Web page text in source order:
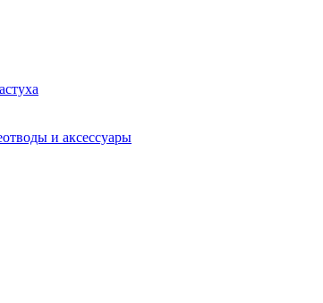
и аксессуары